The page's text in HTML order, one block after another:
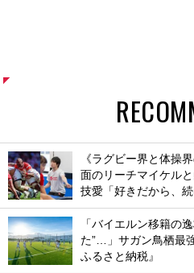
《ラグビー界と体操
面のリーチマイケル
技愛「好きだから、続
「バイエルン移籍の
た”…」サガン鳥栖最
ふるさと納税』